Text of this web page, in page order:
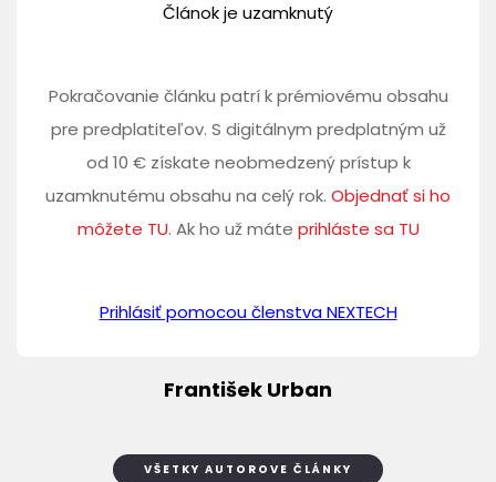
Článok je uzamknutý
Pokračovanie článku patrí k prémiovému obsahu
pre predplatiteľov. S digitálnym predplatným už
od 10 € získate neobmedzený prístup k
uzamknutému obsahu na celý rok. Objednať si ho
môžete TU. Ak ho už máte prihláste sa TU
Prihlásiť pomocou členstva NEXTECH
František Urban
VŠETKY AUTOROVE ČLÁNKY